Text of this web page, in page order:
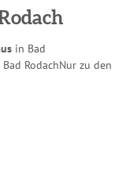
in Bad
RodachNur zu den